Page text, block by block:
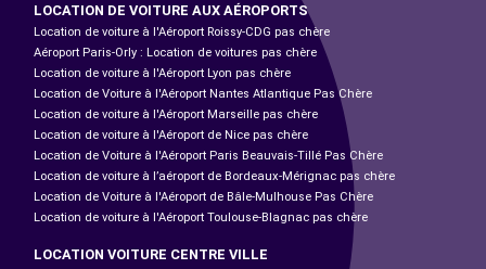
LOCATION DE VOITURE AUX AÉROPORTS
Location de voiture à l'Aéroport Roissy-CDG pas chère
Aéroport Paris-Orly : Location de voitures pas chère
Location de voiture à l'Aéroport Lyon pas chère
Location de Voiture à l'Aéroport Nantes Atlantique Pas Chère
Location de voiture à l'Aéroport Marseille pas chère
Location de voiture à l'Aéroport de Nice pas chère
Location de Voiture à l'Aéroport Paris Beauvais-Tillé Pas Chère
Location de voiture à l’aéroport de Bordeaux-Mérignac pas chère
Location de Voiture à l'Aéroport de Bâle-Mulhouse Pas Chère
Location de voiture à l'Aéroport Toulouse-Blagnac pas chère
LOCATION VOITURE CENTRE VILLE